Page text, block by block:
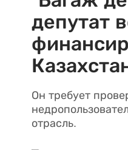
депутат
Он требует
отрасль.